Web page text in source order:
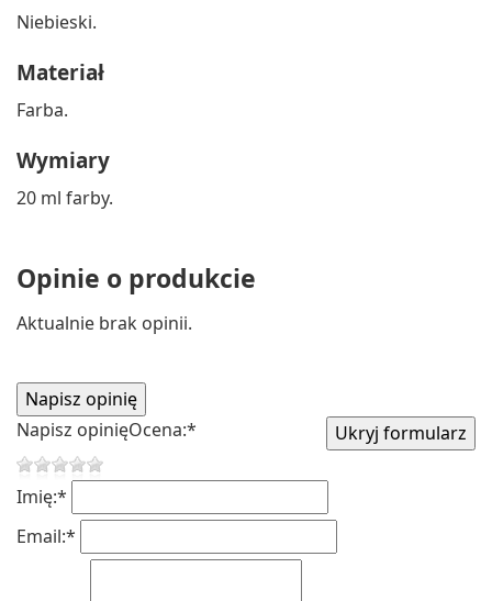
Niebieski.
Materiał
Farba.
Wymiary
20 ml farby.
Opinie o produkcie
Aktualnie brak opinii.
Napisz opinięOcena:*
Imię:*
Email:*